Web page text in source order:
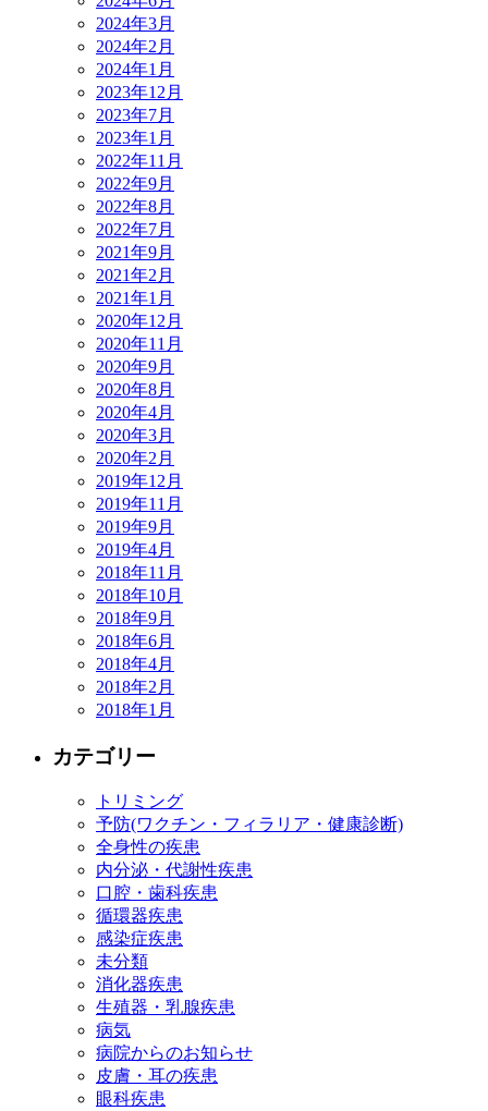
2024年3月
2024年2月
2024年1月
2023年12月
2023年7月
2023年1月
2022年11月
2022年9月
2022年8月
2022年7月
2021年9月
2021年2月
2021年1月
2020年12月
2020年11月
2020年9月
2020年8月
2020年4月
2020年3月
2020年2月
2019年12月
2019年11月
2019年9月
2019年4月
2018年11月
2018年10月
2018年9月
2018年6月
2018年4月
2018年2月
2018年1月
カテゴリー
トリミング
予防(ワクチン・フィラリア・健康診断)
全身性の疾患
内分泌・代謝性疾患
口腔・歯科疾患
循環器疾患
感染症疾患
未分類
消化器疾患
生殖器・乳腺疾患
病気
病院からのお知らせ
皮膚・耳の疾患
眼科疾患